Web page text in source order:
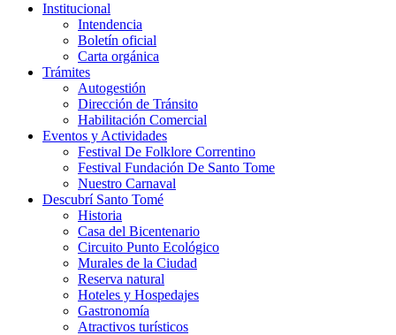
Institucional
Intendencia
Boletín oficial
Carta orgánica
Trámites
Autogestión
Dirección de Tránsito
Habilitación Comercial
Eventos y Actividades
Festival De Folklore Correntino
Festival Fundación De Santo Tome
Nuestro Carnaval
Descubrí Santo Tomé
Historia
Casa del Bicentenario
Circuito Punto Ecológico
Murales de la Ciudad
Reserva natural
Hoteles y Hospedajes
Gastronomía
Atractivos turísticos